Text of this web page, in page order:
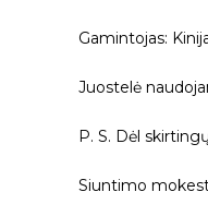
Gamintojas:
Juostelė
P. S. Dėl
Siuntimo